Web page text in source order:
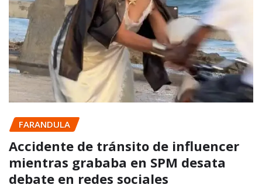
FARANDULA
Accidente de tránsito de influencer
mientras grababa en SPM desata
debate en redes sociales